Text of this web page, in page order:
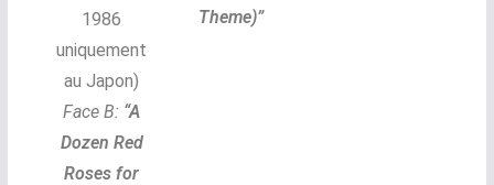
1986
uniquement
au Japon)
Face B: “A
Dozen Red
Roses for
Theme)”